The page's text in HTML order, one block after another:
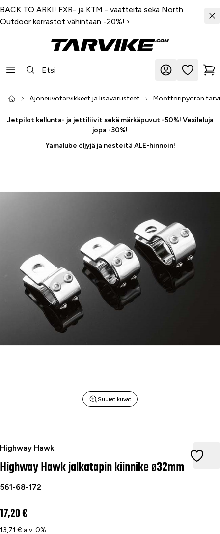
BACK TO ARKI! FXR- ja KTM - vaatteita sekä North
Outdoor kerrastot vähintään -20%! ›
Ajoneuvotarvikkeet ja lisävarusteet Moottoripyörän
Jetpilot kellunta- ja jettiliivit sekä märkäpuvut -50%! Vesileluja
jopa -30%!
Yamalube öljyjä ja nesteitä ALE-hinnoin!
Suuret kuvat
Highway Hawk
Highway Hawk jalkatapin kiinnike ø32mm
Highway Hawk jalkatapin kiinnike ø32mm
561-68-172
17,20 €
13,71 € alv. 0%